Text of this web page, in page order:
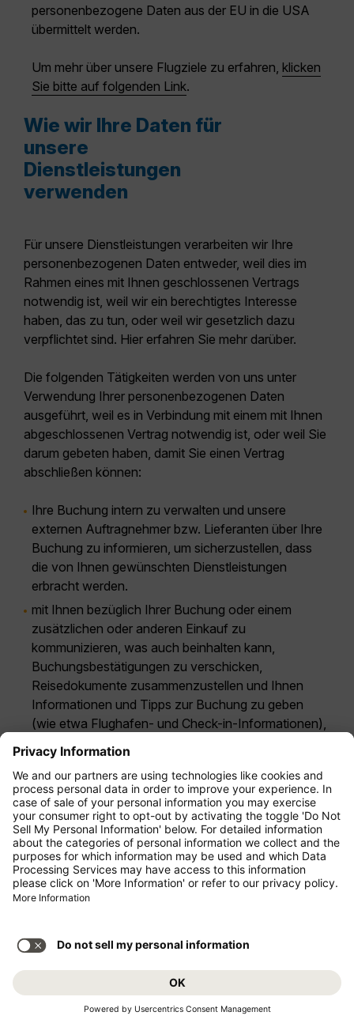
personenbezogene Daten aus der EU in die USA
übermittelt werden.
Um mehr über unsere Flugziele zu erfahren, klicken
Sie bitte auf folgenden Link.
Wie wir Ihre Daten für
unsere
Dienstleistungen
verwenden
Für unsere Dienstleistungen verarbeiten wir Ihre
personenbezogenen Daten entweder, weil dies im
Rahmen eines mit Ihnen geschlossenen Vertrags
notwendig ist, weil wir ein berechtigtes Interesse
haben, das zu tun, oder weil wir gesetzlich dazu
verpflichtet sind. Hier erfahren Sie mehr darüber.
Die folgenden Tätigkeiten werden von uns unter
Verwendung Ihrer personenbezogenen Daten
ausgeführt, weil es in Verbindung mit einem mit Ihnen
abgeschlossenen Vertrag notwendig ist, oder weil Sie
darum gebeten haben, damit Sie einen Vertrag
abschließen können:
Ihre Buchung intern zu verwalten und unsere
externen Auftragnehmer bzw. Lieferanten über Ihre
Buchung zu informieren, um sicherzustellen, dass
die von Ihnen gewünschten Dienstleistungen
erbracht werden.
mit Ihnen bezüglich Ihrer Buchung oder einem
zusätzlichen oder anderen Einkauf zu
kommunizieren, was auch beinhalten kann,
Buchungsbestätigungen zu verschicken,
Reisedokumente zusammenzustellen und Ihnen
Informationen und Tipps zur Buchung zu geben
(wie etwa Flughafen- und Check-in-Informationen),
Dienstleistungen in Kenntnis zu setzen.
zuständigen Behörden Ihre Advance Passenger
Informationen (API) vor Ihrem Abflug zu und von
bestimmten Reisezielen außerhalb der EU
zukommen zu lassen. Es kann sein, dass wir nicht
dazu in der Lage sind, Sie zu diesem Reiseziel zu
Ihre API zugesendet haben. Einige Reiseziele bieten
des Schutzes Ihrer personenbezogenen Daten oder
Rechte, aber wir werden stets das Mindestmaß an